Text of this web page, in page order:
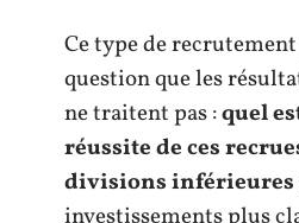
Ce type de
question que les
ne traitent pas :quel
réussite de ces
divisions inférieures
investissements plus